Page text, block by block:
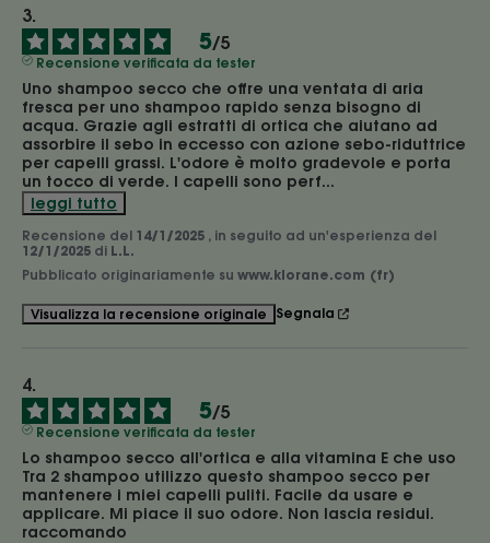
5/5
Recensione verificata da tester
Uno shampoo secco che offre una ventata di aria
fresca per uno shampoo rapido senza bisogno di
acqua. Grazie agli estratti di ortica che aiutano ad
assorbire il sebo in eccesso con azione sebo-riduttrice
per capelli grassi. L'odore è molto gradevole e porta
un tocco di verde. I capelli sono perf...
leggi tutto
Recensione del 14/1/2025 , in seguito ad un'esperienza del
12/1/2025 di L.L.
Pubblicato originariamente su www.klorane.com (fr)
Visualizza la recensione originale Segnala
5/5
Recensione verificata da tester
Lo shampoo secco all'ortica e alla vitamina E che uso
Tra 2 shampoo utilizzo questo shampoo secco per
mantenere i miei capelli puliti. Facile da usare e
applicare. Mi piace il suo odore. Non lascia residui.
raccomando